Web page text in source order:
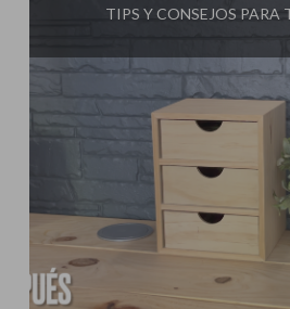
TIPS Y CONSEJOS PARA
Influencer: